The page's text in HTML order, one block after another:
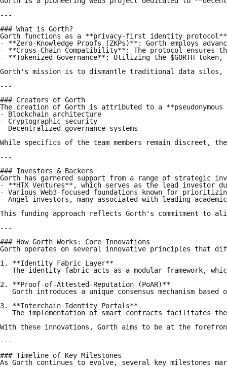
---
### What is Gorth?
Gorth functions as a **privacy-first identity protocol**
- **Zero-Knowledge Proofs (ZKPs)**: Gorth employs
- **Cross-Chain Compatibility**: The protocol ensures
- **Tokenized Governance**: Utilizing the $GORTH
Gorth's mission is to dismantle traditional data silos,
---
### Creators of Gorth
The creation of Gorth is attributed to a
- Blockchain architecture
- Cryptographic security
- Decentralized governance systems
While specifics of the team members remain discreet,
---
### Investors & Backers
Gorth has garnered support from a range of strategic
- **HTX Ventures**, which serves as the lead investor
- Various Web3-focused foundations known for
- Angel investors, many associated with leading
This funding approach reflects Gorth's commitment to
---
### How Gorth Works: Core Innovations
Gorth operates on several innovative principles
1. **Identity Fabric Layer**
The identity fabric acts as a modular framework,
2. **Proof-of-Attested-Reputation (PoAR)**
Gorth introduces a unique consensus mechanism based
3. **Interchain Identity Portals**
The implementation of smart contracts facilitates
With these innovations, Gorth aims to be at the
---
### Timeline of Key Milestones
As Gorth continues to evolve, several key milestones